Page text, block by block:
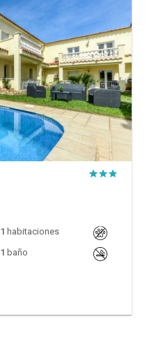
1 habitaciones
1 baño